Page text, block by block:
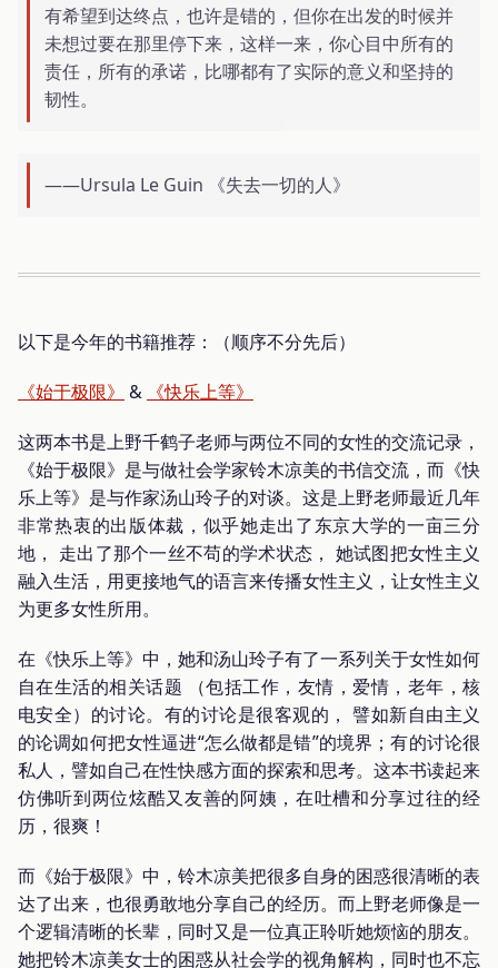
有希望到达终点，也许是错的，但你在出发的时候并
未想过要在那里停下来，这样一来，你心目中所有的
责任，所有的承诺，比哪都有了实际的意义和坚持的
韧性。
——Ursula Le Guin 《失去一切的人》
以下是今年的书籍推荐：（顺序不分先后）
《始于极限》 & 《快乐上等》
这两本书是上野千鹤子老师与两位不同的女性的交流记录，
《始于极限》是与做社会学家铃木凉美的书信交流，而《快
乐上等》是与作家汤山玲子的对谈。这是上野老师最近几年
非常热衷的出版体裁，似乎她走出了东京大学的一亩三分
地， 走出了那个一丝不苟的学术状态， 她试图把女性主义
融入生活，用更接地气的语言来传播女性主义，让女性主义
为更多女性所用。
在《快乐上等》中，她和汤山玲子有了一系列关于女性如何
自在生活的相关话题 （包括工作，友情，爱情，老年，核
电安全）的讨论。有的讨论是很客观的， 譬如新自由主义
的论调如何把女性逼进“怎么做都是错”的境界；有的讨论很
私人，譬如自己在性快感方面的探索和思考。这本书读起来
仿佛听到两位炫酷又友善的阿姨，在吐槽和分享过往的经
历，很爽！
而《始于极限》中，铃木凉美把很多自身的困惑很清晰的表
达了出来，也很勇敢地分享自己的经历。而上野老师像是一
个逻辑清晰的长辈，同时又是一位真正聆听她烦恼的朋友。
她把铃木凉美女士的困惑从社会学的视角解构，同时也不忘